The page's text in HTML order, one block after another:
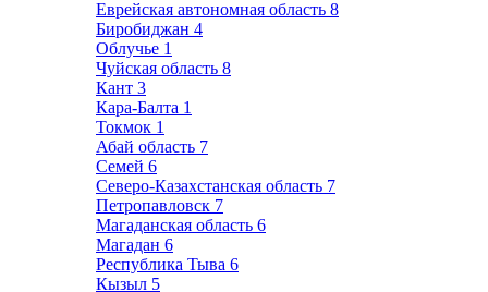
Еврейская автономная область 8
Биробиджан 4
Облучье 1
Чуйская область 8
Кант 3
Кара-Балта 1
Токмок 1
Абай область 7
Семей 6
Северо-Казахстанская область 7
Петропавловск 7
Магаданская область 6
Магадан 6
Республика Тыва 6
Кызыл 5